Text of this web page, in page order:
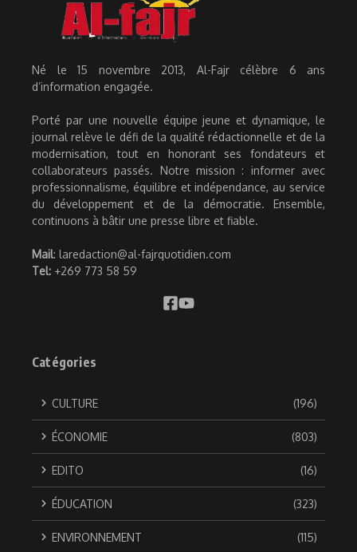
Né le 15 novembre 2013, Al-Fajr célèbre 6 ans
d’information engagée.
Porté par une nouvelle équipe jeune et dynamique, le
journal relève le défi de la qualité rédactionnelle et de la
modernisation, tout en honorant ses fondateurs et
collaborateurs passés. Notre mission : informer avec
professionnalisme, équilibre et indépendance, au service
du développement et de la démocratie. Ensemble,
continuons à bâtir une presse libre et fiable.
Mail: laredaction@al-fajrquotidien.com
Tel: +269 773 58 59
Catégories
CULTURE (196)
ÉCONOMIE (803)
EDITO (16)
ÉDUCATION (323)
ENVIRONNEMENT (115)